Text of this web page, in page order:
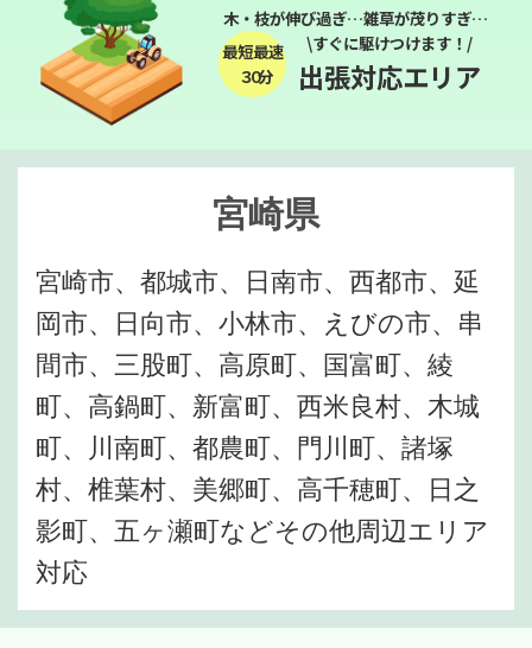
木・枝が伸び過ぎ…雑草が茂りすぎ…
最短最速
３０分
\すぐに駆けつけます！/
出張対応エリア
宮崎県
宮崎市、都城市、日南市、西都市、延
岡市、日向市、小林市、えびの市、串
間市、三股町、高原町、国富町、綾
町、高鍋町、新富町、西米良村、木城
町、川南町、都農町、門川町、諸塚
村、椎葉村、美郷町、高千穂町、日之
影町、五ヶ瀬町などその他周辺エリア
対応